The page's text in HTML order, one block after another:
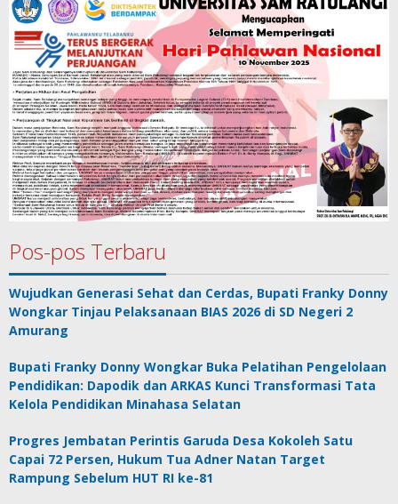
Pos-pos Terbaru
Wujudkan Generasi Sehat dan Cerdas, Bupati Franky Donny
Wongkar Tinjau Pelaksanaan BIAS 2026 di SD Negeri 2
Amurang
Bupati Franky Donny Wongkar Buka Pelatihan Pengelolaan
Pendidikan: Dapodik dan ARKAS Kunci Transformasi Tata
Kelola Pendidikan Minahasa Selatan
Progres Jembatan Perintis Garuda Desa Kokoleh Satu
Capai 72 Persen, Hukum Tua Adner Natan Target
Rampung Sebelum HUT RI ke-81